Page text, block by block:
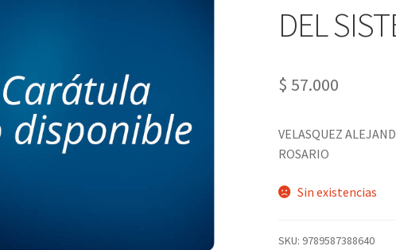
DEL
$ 57.000
VELASQUEZ
ROSARIO
Sin existencias
SKU: 9789587388640